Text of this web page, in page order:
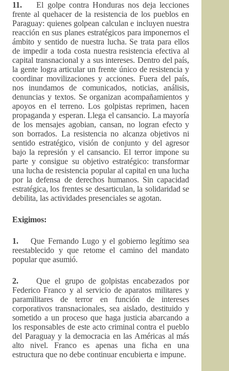
11. El golpe contra Honduras nos deja lecciones
frente al quehacer de la resistencia de los pueblos en
Paraguay: quienes golpean calculan e incluyen nuestra
reacción en sus planes estratégicos para imponernos el
ámbito y sentido de nuestra lucha. Se trata para ellos
de impedir a toda costa nuestra resistencia efectiva al
capital transnacional y a sus intereses. Dentro del país,
la gente logra articular un frente único de resistencia y
coordinar movilizaciones y acciones. Fuera del país,
nos inundamos de comunicados, noticias, análisis,
denuncias y textos. Se organizan acompañamientos y
apoyos en el terreno. Los golpistas reprimen, hacen
propaganda y esperan. Llega el cansancio. La mayoría
de los mensajes agobian, cansan, no logran efecto y
son borrados. La resistencia no alcanza objetivos ni
sentido estratégico, visión de conjunto y del agresor
bajo la represión y el cansancio. El terror impone su
parte y consigue su objetivo estratégico: transformar
una lucha de resistencia popular al capital en una lucha
por la defensa de derechos humanos. Sin capacidad
estratégica, los frentes se desarticulan, la solidaridad se
debilita, las actividades presenciales se agotan.
Exigimos:
1.
Que Fernando Lugo y el gobierno legítimo sea
reestablecido y que retome el camino del mandato
popular que asumió.
2.
Que el grupo de golpistas encabezados por
Federico Franco y al servicio de aparatos militares y
paramilitares de terror en función de intereses
corporativos transnacionales, sea aislado, destituido y
sometido a un proceso que haga justicia abarcando a
los responsables de este acto criminal contra el pueblo
del Paraguay y la democracia en las Américas al más
alto nivel. Franco es apenas una ficha en una
estructura que no debe continuar encubierta e impune.